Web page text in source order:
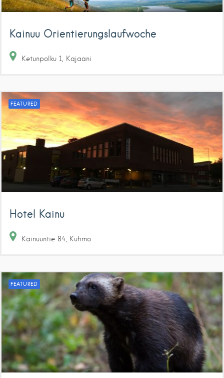
Kainuu Orientierungslaufwoche
Ketunpolku 1 Kajaani
FEATURED
Hotel Kainu
Kainuuntie 84 Kuhmo
FEATURED